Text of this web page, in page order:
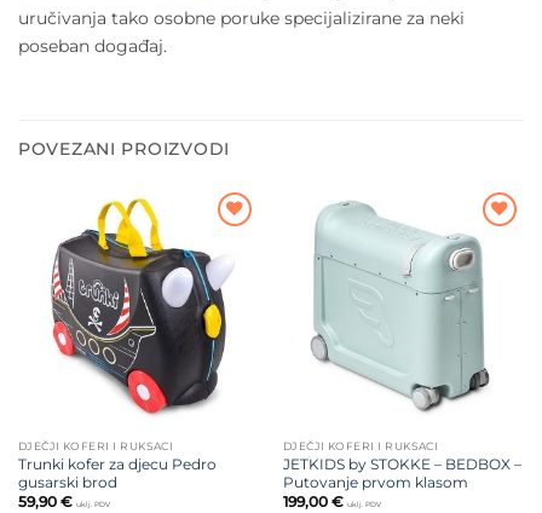
uručivanja tako osobne poruke specijalizirane za neki
poseban događaj.
POVEZANI PROIZVODI
na listu
želja
DJEČJI KOFERI I RUKSACI
Trunki kofer za djecu Pedro
gusarski brod
59,90 € uklj. PDV
Dodajte
na listu
DJEČJI KOFERI I RUKSACI
JETKIDS by STOKKE – BEDBOX –
Putovanje prvom klasom
199,00 € uklj. PDV